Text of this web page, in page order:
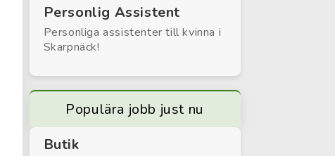
Personlig Assistent
Personliga assistenter till kvinna i
Skarpnäck!
Populära jobb just nu
Butik